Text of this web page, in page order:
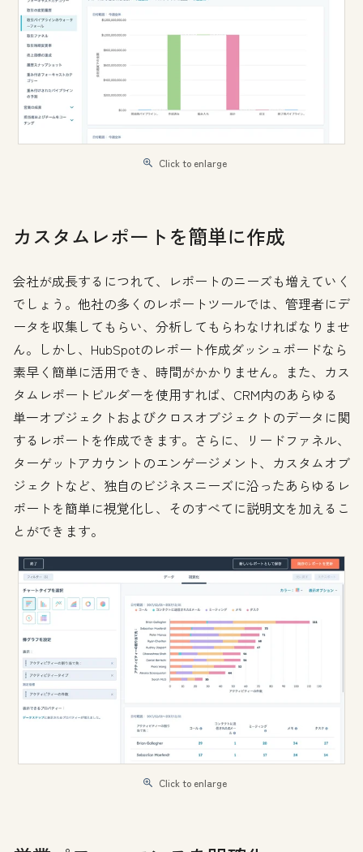
Click to enlarge
カスタムレポートを簡単に作成
会社が成長するにつれて、レポートのニーズも増えていく
でしょう。他社の多くのレポートツールでは、管理者にデ
ータを収集してもらい、分析してもらわなければなりませ
ん。しかし、HubSpotのレポート作成ダッシュボードなら
素早く簡単に活用でき、時間がかかりません。また、カス
タムレポートビルダーを使用すれば、CRM内のあらゆる
単一オブジェクトおよびクロスオブジェクトのデータに関
するレポートを作成できます。さらに、リードファネル、
ターゲットアカウントのエンゲージメント、カスタムオブ
ジェクトなど、独自のビジネスニーズに沿ったあらゆるレ
ポートを簡単に視覚化し、そのすべてに説明文を加えるこ
とができます。
Click to enlarge